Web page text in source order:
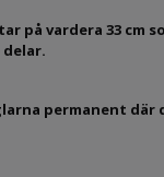
på vardera 33 cm
permanent där